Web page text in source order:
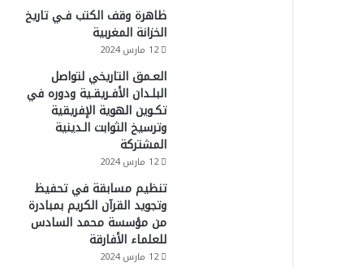
ظاهرة وقف الكتب فـي تاريخ
الخزانة المغربية
12 مارس 2024
العـمق التاريخي لتواصل
البلـدان الأفـريقـية ودوره في
تكـوين الهوية الإفريقية
وترسيخ الثوابت الـدينية
المشتركة
12 مارس 2024
تنظيم مسابقة في تحفيظ
وتجويد القرآن الكريم بمبادرة
من مؤسسة محمد السادس
للعلماء الأفارقة
12 مارس 2024